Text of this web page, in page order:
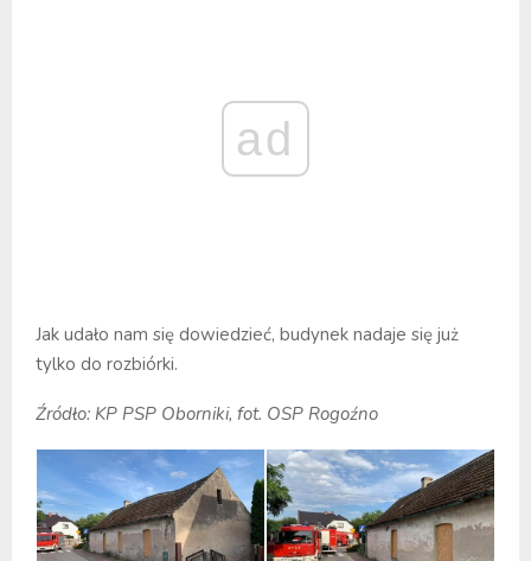
ad
Jak udało nam się dowiedzieć, budynek nadaje się już
tylko do rozbiórki.
Źródło: KP PSP Oborniki, fot. OSP Rogoźno